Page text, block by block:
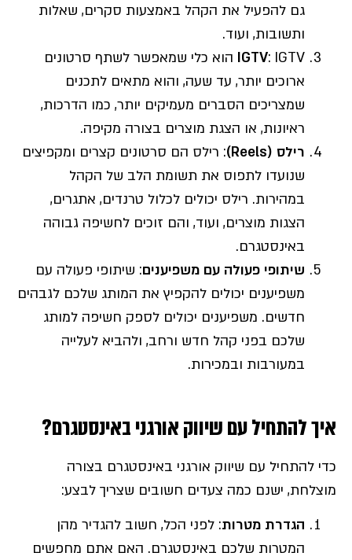
גם להפעיל את הקהל באמצעות סקרים, שאלות
ותשובות, ועוד.
IGTV : IGTV הוא כלי שמאפשר לשתף סרטונים
ארוכים יותר, עד שעה, והוא מתאים לתכנים
שמצריכים הסברים מעמיקים יותר, כמו הדרכות,
ראיונות, או הצגת מוצרים בצורה מקיפה.
רילס (Reels)
: רילס הם סרטונים קצרים ומקפיצים
שנועדו לתפוס את תשומת הלב של הקהל
במהירות. רילס יכולים לכלול טרנדים, אתגרים,
הצגות מוצרים, ועוד, והם זוכים לחשיפה גבוהה
באינסטגרם.
שיתופי פעולה עם משפיענים: שיתופי פעולה עם
משפיענים יכולים להקפיץ את המותג שלכם לגבהים
חדשים. משפיענים יכולים לספק חשיפה למותג
שלכם בפני קהל חדש ורחב, ולהביא לעלייה
במעורבות ובמכירות.
איך להתחיל עם שיווק אורגני באינסטגרם?
כדי להתחיל עם שיווק אורגני באינסטגרם בצורה
מוצלחת, ישנם כמה צעדים חשובים שצריך לבצע:
הגדרת מטרות: לפני הכל, חשוב להגדיר מהן
המטרות שלכם באינסטגרם. האם אתם מחפשים